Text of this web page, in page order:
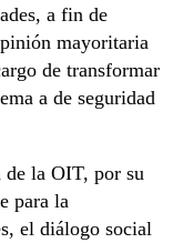
a fin de
mayoritaria
de transformar
a de seguridad
de la OIT, por su
para la
el diálogo social